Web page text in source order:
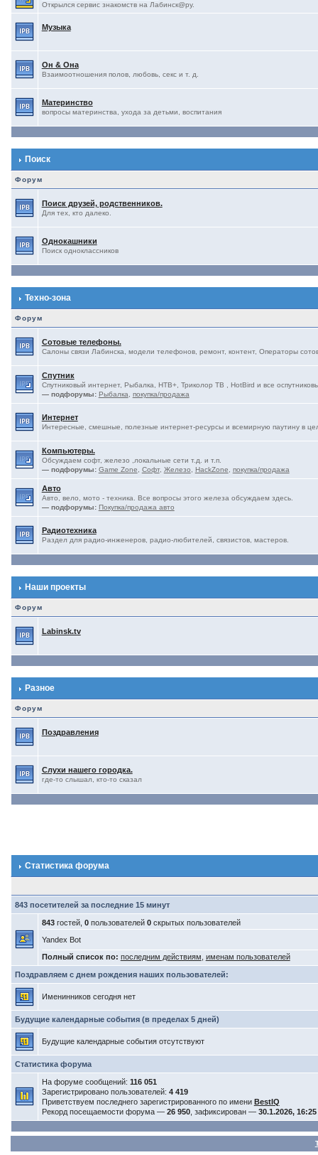
Открылся сервис знакомств на Лабинск@ру.
Музыка
Он & Она
Взаимоотношения полов, любовь, секс и т. д.
Материнство
вопросы материнства, ухода за детьми, воспитания
Поиск
Форум
Поиск друзей, родственников.
Для тех, кто далеко.
Однокашники
Поиск одноклассников
Техно-зона
Форум
Сотовые телефоны.
Салоны связи Лабинска, модели телефонов, ремонт, контент, Операторы
Спутник
Спутниковый интернет, Рыбалка, НТВ+, Триколор ТВ , HotBird и все
— подфорумы: Рыбалка покупка/продажа
Интернет
Интересные, смешные, полезные интернет-ресурсы и всемирную паутину в
Компьютеры.
Обсуждаем софт, железо ,локальные сети т.д. и т.п.
— подфорумы: Game Zone Софт, Железо HackZone покупка/продажа
Авто
Авто, вело, мото - техника. Все вопросы этого железа обсуждаем здесь.
— подфорумы: Покупка/продажа авто
Радиотехника
Раздел для радио-инженеров, радио-любителей, связистов, мастеров.
Наши проекты
Форум
Labinsk.tv
Разное
Форум
Поздравления
Слухи нашего городка.
где-то слышал, кто-то сказал
Статистика форума
843 посетителей за последние 15 минут
843гостей, 0пользователей 0скрытых пользователей
Yandex Bot
Полный список по: последним действиям именам пользователей
Поздравляем с днем рождения наших пользователей:
Именинников сегодня нет
Будущие календарные события (в пределах 5 дней)
Будущие календарные события отсутствуют
Статистика форума
На форуме сообщений: 116 051
Зарегистрировано пользователей: 4 419
Приветствуем последнего зарегистрированного по имени BestIQ
Рекорд посещаемости форума — 26 950, зафиксирован — 30.1.2026, 16:25